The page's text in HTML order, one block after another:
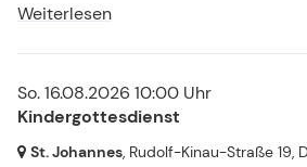
Weiterlesen
So. 16.08.2026 10:00 Uhr
Kindergottesdienst
St. Johannes, Rudolf-Kinau-Straße 19,